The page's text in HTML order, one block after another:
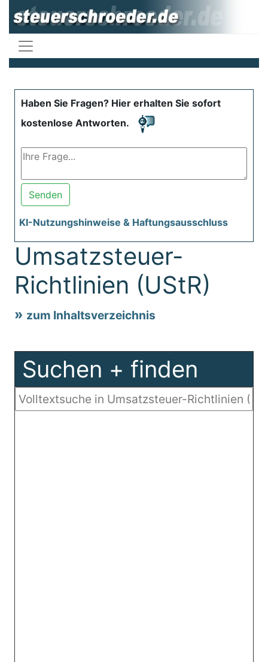
Haben Sie Fragen? Hier erhalten Sie sofort
kostenlose Antworten.
Senden
KI-Nutzungshinweise & Haftungsausschluss
Umsatzsteuer-
Richtlinien (UStR)
zum Inhaltsverzeichnis
Suchen + finden